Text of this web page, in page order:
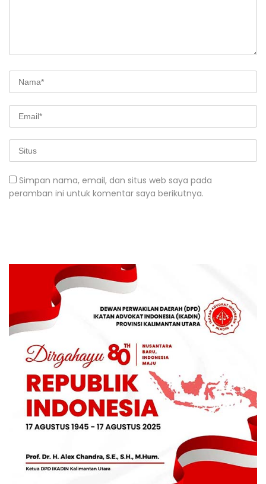
Simpan nama, email, dan situs web saya pada
peramban ini untuk komentar saya berikutnya.